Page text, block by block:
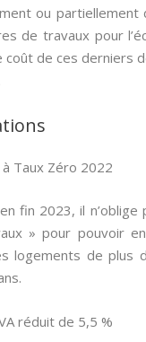
ou partiellement
de travaux pour
coût de ces derniers
à Taux Zéro 2022
fin 2023, il
» pour pouvoir
logements de plus
réduit de 5,5 %